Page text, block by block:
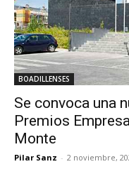
BOADILLENSES
Se convoca una
Premios
Monte
Pilar Sanz - 2 noviembre,